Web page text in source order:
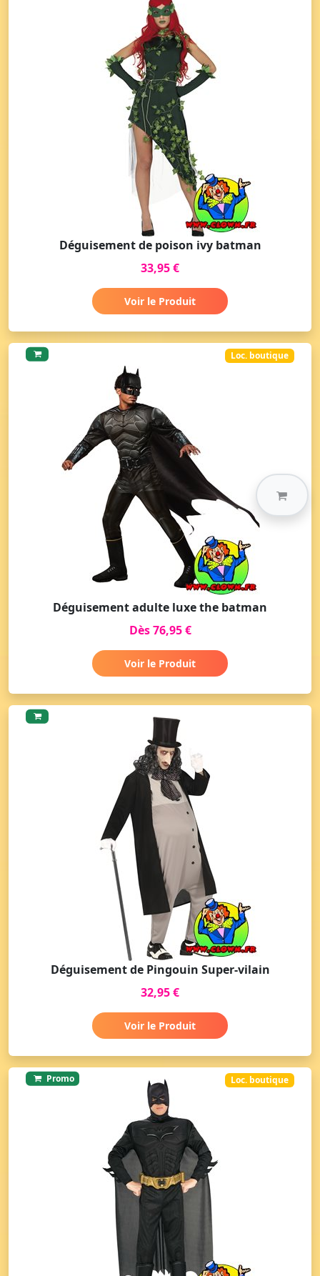
Déguisement de poison ivy batman
33,95 €
Voir le Produit
Loc. boutique
Déguisement adulte luxe the batman
Dès 76,95 €
Voir le Produit
Déguisement de Pingouin Super-vilain
32,95 €
Voir le Produit
Promo Loc. boutique